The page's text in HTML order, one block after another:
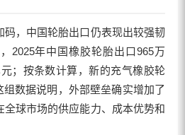
，中国轮胎出口仍表现出较强韧
2025年中国橡胶轮胎出口965万
；按条数计算，新的充气橡胶轮
数据说明，外部壁垒确实增加了
全球市场的供应能力、成本优势和